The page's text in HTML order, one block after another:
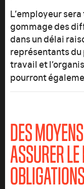
L’employeur
gommage des
dans un délai
représentants du
travail et
pourront
DES
ASSURER